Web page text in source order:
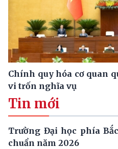
Chính quy hóa cơ quan
vi trốn nghĩa vụ
Tin mới
Trường Đại học phía
chuẩn năm 2026